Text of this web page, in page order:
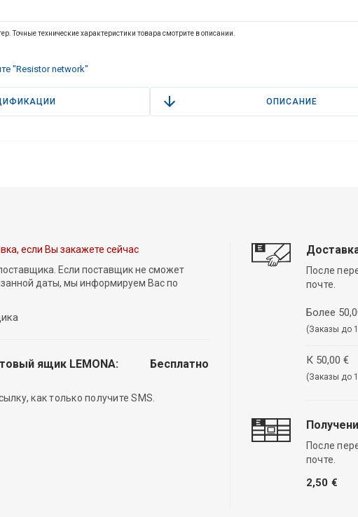
Точные технические характеристики товара смотрите в описании.
"Resistor network"
ОПИСАНИЕ
если Вы закажете сейчас
Если поставщик не сможет
даты, мы информируем Вас по
ящик LEMONA:
Бесплатно
как только получите SMS.
После
почте.
Более
(Заказы до
К 50,00 €
(Заказы до
После
почте.
2,50 €